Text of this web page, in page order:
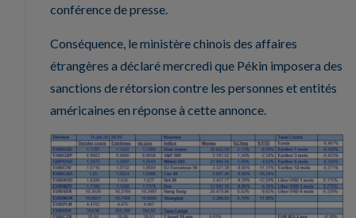
conférence de presse.
Conséquence, le ministère chinois des affaires
étrangères a déclaré mercredi que Pékin imposera des
sanctions de rétorsion contre les personnes et entités
américaines en réponse à cette annonce.